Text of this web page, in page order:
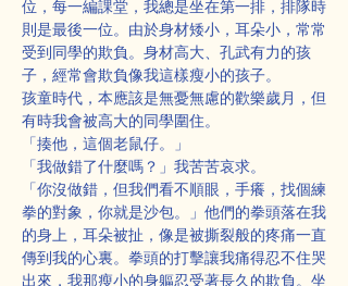
位，每一編課堂，我總是坐在第一排，排隊時
則是最後一位。由於身材矮小，耳朵小，常常
受到同學的欺負。身材高大、孔武有力的孩
子，經常會欺負像我這樣瘦小的孩子。
孩童時代，本應該是無憂無慮的歡樂歲月，但
有時我會被高大的同學圍住。
「揍他，這個老鼠仔。」
「我做錯了什麼嗎？」我苦苦哀求。
「你沒做錯，但我們看不順眼，手癢，找個練
拳的對象，你就是沙包。」他們的拳頭落在我
的身上，耳朵被扯，像是被撕裂般的疼痛一直
傳到我的心裏。拳頭的打擊讓我痛得忍不住哭
出來，我那瘦小的身軀忍受著長久的欺負。坐